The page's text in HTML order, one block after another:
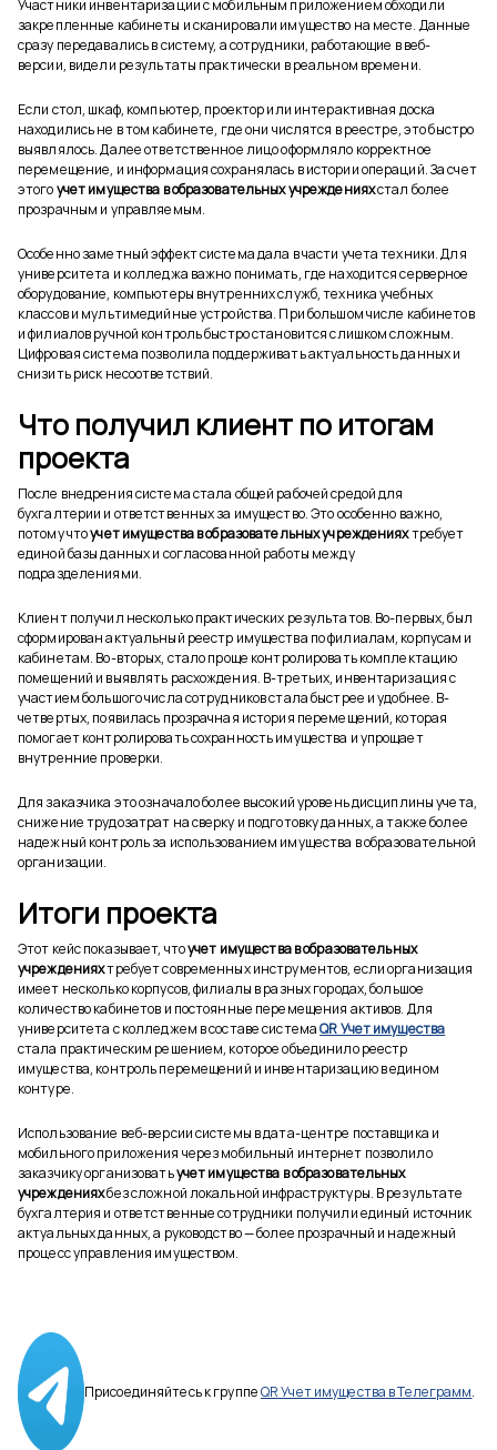
Участники инвентаризации с мобильным приложением обходили
закрепленные кабинеты и сканировали имущество на месте. Данные
сразу передавались в систему, а сотрудники, работающие в веб-
версии, видели результаты практически в реальном времени.
Если стол, шкаф, компьютер, проектор или интерактивная доска
находились не в том кабинете, где они числятся в реестре, это быстро
выявлялось. Далее ответственное лицо оформляло корректное
перемещение, и информация сохранялась в истории операций. За счет
этогоучет имущества в образовательных учрежденияхстал более
прозрачным и управляемым.
Особенно заметный эффект система дала в части учета техники. Для
университета и колледжа важно понимать, где находится серверное
оборудование, компьютеры внутренних служб, техника учебных
классов и мультимедийные устройства. При большом числе кабинетов
и филиалов ручной контроль быстро становится слишком сложным.
Цифровая система позволила поддерживать актуальность данных и
снизить риск несоответствий.
Что получил клиент по итогам
проекта
После внедрения система стала общей рабочей средой для
бухгалтерии и ответственных за имущество. Это особенно важно,
потому чтоучет имущества в образовательных учрежденияхтребует
единой базы данных и согласованной работы между
подразделениями.
Клиент получил несколько практических результатов. Во-первых, был
сформирован актуальный реестр имущества по филиалам, корпусам и
кабинетам. Во-вторых, стало проще контролировать комплектацию
помещений и выявлять расхождения. В-третьих, инвентаризация с
участием большого числа сотрудников стала быстрее и удобнее. В-
четвертых, появилась прозрачная история перемещений, которая
помогает контролировать сохранность имущества и упрощает
внутренние проверки.
Для заказчика это означало более высокий уровень дисциплины учета,
снижение трудозатрат на сверку и подготовку данных, а также более
надежный контроль за использованием имущества в образовательной
организации.
Итоги проекта
Этот кейс показывает, чтоучет имущества в образовательных
учрежденияхтребует современных инструментов, если организация
имеет несколько корпусов, филиалы в разных городах, большое
количество кабинетов и постоянные перемещения активов. Для
университета с колледжем в составе системаQR Учет имущества
стала практическим решением, которое объединило реестр
имущества, контроль перемещений и инвентаризацию в едином
контуре.
Использование веб-версии системы в дата-центре поставщика и
мобильного приложения через мобильный интернет позволило
заказчику организоватьучет имущества в образовательных
учрежденияхбез сложной локальной инфраструктуры. В результате
бухгалтерия и ответственные сотрудники получили единый источник
актуальных данных, а руководство — более прозрачный и надежный
процесс управления имуществом.
Присоединяйтесь к группеQR Учет имущества в Телеграмм.